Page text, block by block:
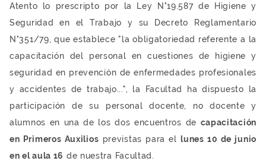
Atento lo prescripto por la Ley N°19.587 de Higiene y
Seguridad en el Trabajo y su Decreto Reglamentario
N°351/79, que establece "la obligatoriedad referente a la
capacitación del personal en cuestiones de higiene y
seguridad en prevención de enfermedades profesionales
y accidentes de trabajo...", la Facultad ha dispuesto la
participación de su personal docente, no docente y
alumnos en una de los dos encuentros de capacitación
en Primeros Auxilios previstas para el lunes 10 de junio
en el aula 16 de nuestra Facultad.